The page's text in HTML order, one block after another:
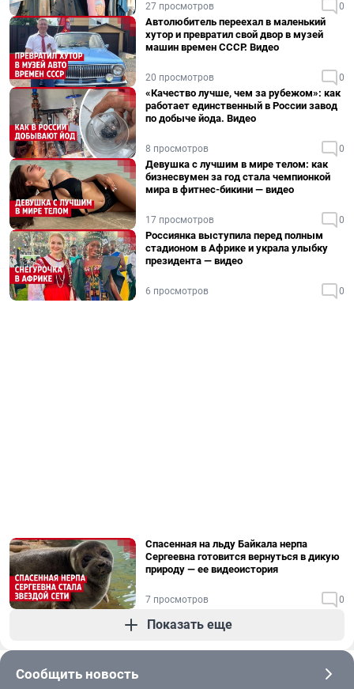
27 просмотров 0
Автолюбитель переехал в маленький
хутор и превратил свой двор в музей
машин времен СССР. Видео
20 просмотров 0
«Качество лучше, чем за рубежом»: как
работает единственный в России завод
по добыче йода. Видео
8 просмотров 0
Девушка с лучшим в мире телом: как
бизнесвумен за год стала чемпионкой
мира в фитнес-бикини — видео
17 просмотров 0
Россиянка выступила перед полным
стадионом в Африке и украла улыбку
президента — видео
6 просмотров 0
Спасенная на льду Байкала нерпа
Сергеевна готовится вернуться в дикую
природу — ее видеоистория
7 просмотров 0
Показать еще
Сообщить новость